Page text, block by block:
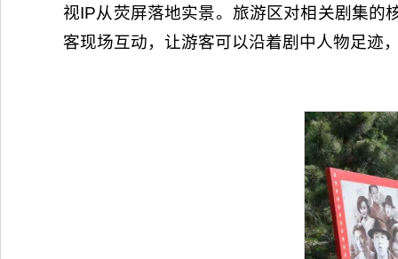
视IP从荧屏落地实景。旅游区对相关剧集的
客现场互动，让游客可以沿着剧中人物足迹